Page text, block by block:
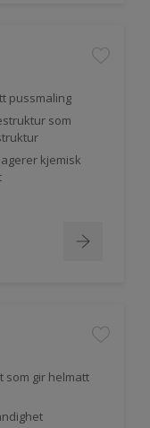
pussmaling
som
kjemisk
som gir helmatt